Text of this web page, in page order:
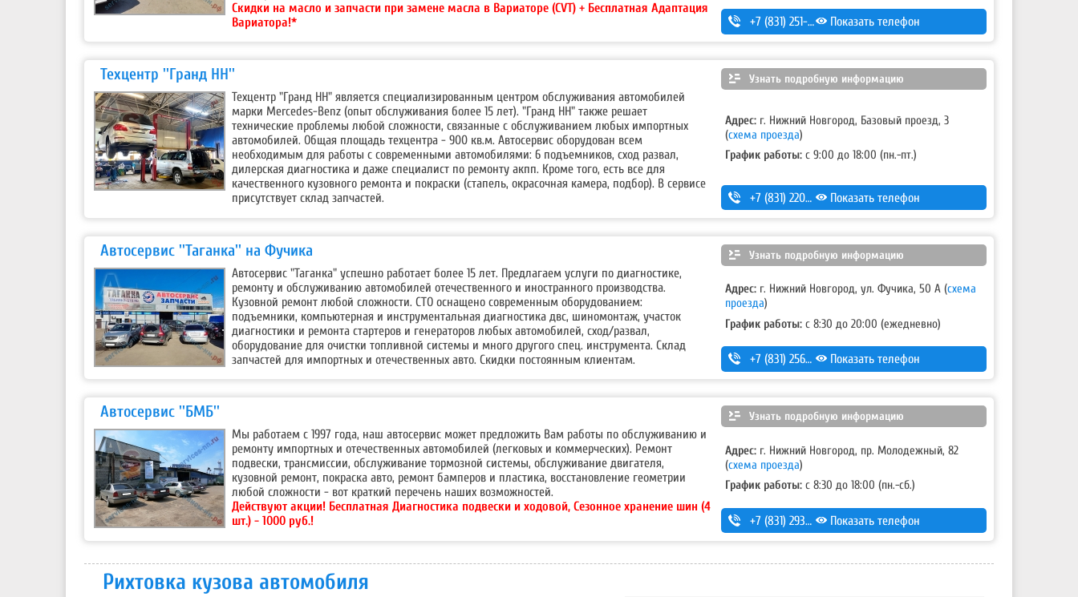
Скидки на масло и запчасти при замене масла в Вариаторе (CVT) + Бесплатная Адаптация
Вариатора!*
+7 (831) 251-54-99 Показать телефон
Техцентр ''Гранд НН'' Узнать подробную информацию
Техцентр "Гранд НН" является специализированным центром обслуживания автомобилей
марки Mercedes-Benz (опыт обслуживания более 15 лет). "Гранд НН" также решает
технические проблемы любой сложности, связанные с обслуживанием любых импортных
автомобилей. Общая площадь техцентра - 900 кв.м. Автосервис оборудован всем
необходимым для работы с современными автомобилями: 6 подъемников, сход развал,
дилерская диагностика и даже специалист по ремонту акпп. Кроме того, есть все для
качественного кузовного ремонта и покраски (стапель, окрасочная камера, подбор). В сервисе
присутствует склад запчастей.
Адрес: г. Нижний Новгород, Базовый проезд, 3
(схема проезда)
График работы: с 9:00 до 18:00 (пн.-пт.)
+7 (831) 220-44-54 ,+7 (831) 220-44-55
Показать телефон
Автосервис ''Таганка'' на Фучика Узнать подробную информацию
Автосервис "Таганка" успешно работает более 15 лет. Предлагаем услуги по диагностике,
ремонту и обслуживанию автомобилей отечественного и иностранного производства.
Кузовной ремонт любой сложности. СТО оснащено современным оборудованием:
подъемники, компьютерная и инструментальная диагностика двс, шиномонтаж, участок
диагностики и ремонта стартеров и генераторов любых автомобилей, сход/развал,
оборудование для очистки топливной системы и много другого спец. инструмента. Склад
запчастей для импортных и отечественных авто. Скидки постоянным клиентам.
Адрес: г. Нижний Новгород, ул. Фучика, 50 А(схема
проезда)
График работы: с 8:30 до 20:00 (ежедневно)
+7 (831) 256-85-42 ,+7 (831) 256-12-73
Показать телефон
Автосервис ''БМБ'' Узнать подробную информацию
Мы работаем с 1997 года, наш автосервис может предложить Вам работы по обслуживанию и
ремонту импортных и отечественных автомобилей (легковых и коммерческих). Ремонт
подвески, трансмиссии, обслуживание тормозной системы, обслуживание двигателя,
кузовной ремонт, покраска авто, ремонт бамперов и пластика, восстановление геометрии
любой сложности - вот краткий перечень наших возможностей.
Действуют акции! Бесплатная Диагностика подвески и ходовой, Сезонное хранение шин (4
шт.) - 1000 руб.!
Адрес: г. Нижний Новгород, пр. Молодежный, 82
(схема проезда)
График работы: с 8:30 до 18:00 (пн.-сб.)
+7 (831) 293-54-00
,
+7-920-298-42-33
Показать телефон
Рихтовка кузова автомобиля